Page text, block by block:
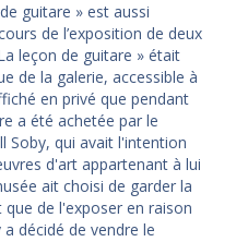
guitare » est aussi
de l’exposition de deux
leçon de guitare » était
de la galerie, accessible à
en privé que pendant
a été achetée par le
Soby, qui avait l'intention
d'art appartenant à lui
ait choisi de garder la
de l'exposer en raison
décidé de vendre le